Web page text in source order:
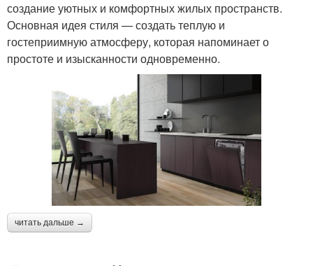
Различия между
нормандским стилем
Средневековые стили
Стиль с ограниченным
бюджетом
стиле
Коттедж в нормандском
стиле
Цвета для интерьера
создание уютных и комфортных жилых пространств.
Основная идея стиля — создать теплую и
гостеприимную атмосферу, которая напоминает о
простоте и изысканности одновременно.
читать дальше →